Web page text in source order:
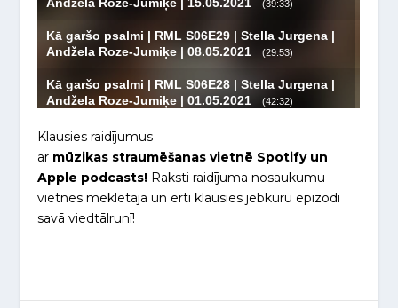
Klausies raidījumus
ar mūzikas straumēšanas vietnē Spotify un
Apple podcasts! Raksti raidījuma nosaukumu
vietnes meklētājā un ērti klausies jebkuru epizodi
savā viedtālrunī!